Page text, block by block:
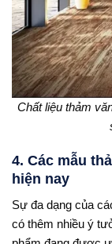
Chất liệu thảm
4. Các mẫu
hiện nay
Sự đa dạng của
có thêm nhiều ý